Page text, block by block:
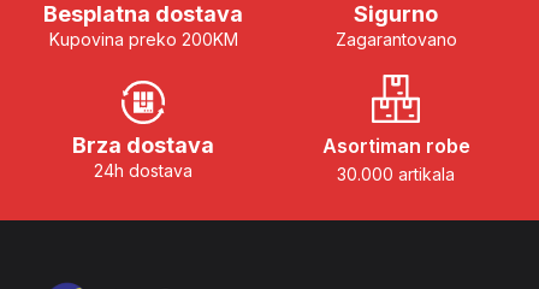
Besplatna dostava
Kupovina preko 200KM
Sigurno
Zagarantovano
Brza dostava
24h dostava
Asortiman robe
30.000 artikala